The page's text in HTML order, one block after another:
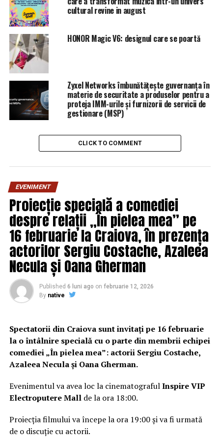
oferă fonduri țărilor care le interzic | DoljAZI
DON'T MISS
Gabriela Firea nu va mai fi primar. Decizia care i-a
îngropat cariera de politician | DoljAZI
cultural revine in august
HONOR Magic V6: designul care se poartă
Zyxel Networks îmbunătățește guvernanța în
materie de securitate a produselor pentru a
proteja IMM-urile și furnizorii de servicii de
gestionare (MSP)
CLICK TO COMMENT
EVENIMENT
Proiecție specială a comediei
despre relații „În pielea mea” pe
16 februarie la Craiova, în prezența
actorilor Sergiu Costache, Azaleea
Necula și Oana Gherman
Published 6 luni ago on februarie 12, 2026
By native
Spectatorii din Craiova sunt invitați pe 16 februarie
la o întâlnire specială cu o parte din membrii echipei
comediei „În pielea mea”: actorii Sergiu Costache,
Azaleea Necula și Oana Gherman.
Evenimentul va avea loc la cinematografulInspire VIP
Electroputere Mall de la ora 18:00.
Proiecția filmului va începe la ora 19:00 și va fi urmată
de o discuție cu actorii.